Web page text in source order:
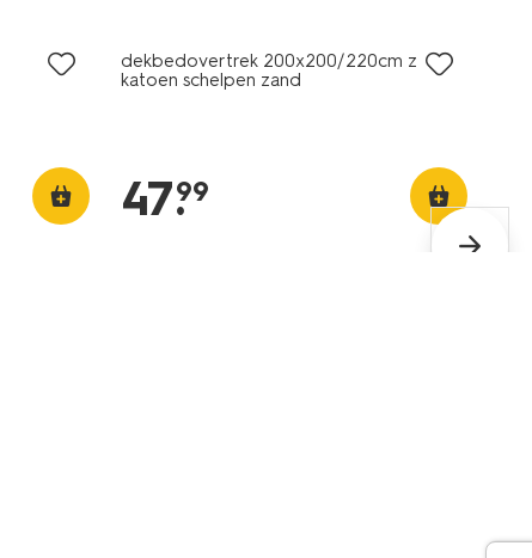
dekbedovertrek 200x200/220cm zacht
katoen schelpen zand
47.
99